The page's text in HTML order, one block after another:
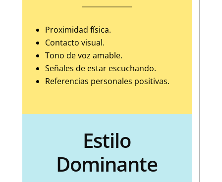
Proximidad física.
Contacto visual.
Tono de voz amable.
Señales de estar escuchando.
Referencias personales positivas.
Estilo
Dominante